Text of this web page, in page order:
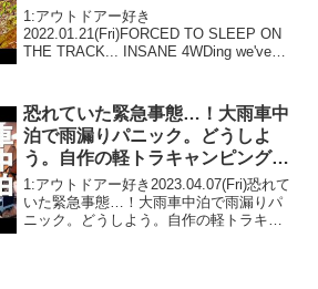
HiLux beyond its limits
1:アウトドアー好き
2022.01.21(Fri)FORCED TO SLEEP ON
THE TRACK... INSANE 4WDing we've
恐れていた緊急事態…！大雨車中
泊で雨漏りパニック。どうしよ
う。自作の軽トラキャンピングカ
ー｜151
1:アウトドアー好き2023.04.07(Fri)恐れて
いた緊急事態…！大雨車中泊で雨漏りパ
ニック。どうしよう。自作の軽トラキャ